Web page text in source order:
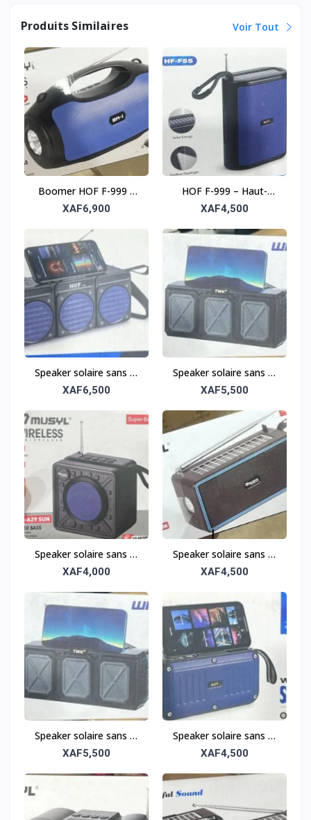
Produits Similaires Voir Tout
Boomer HOF F-999 –
Haut-parleur solaire
XAF6,900
HOF F-999 – Haut-
parleur solaire sans fil
XAF4,500
Speaker solaire sans fil
tout-terrain – Robuste
XAF6,500
Speaker solaire sans fil
tout-terrain – Robuste
XAF5,500
Speaker solaire sans fil
tout-terrain – Robuste
XAF4,000
Speaker solaire sans fil
tout-terrain – Robuste
XAF4,500
Speaker solaire sans fil
tout-terrain – Robuste
XAF5,500
Speaker solaire sans fil
tout-terrain – Robuste
XAF4,500